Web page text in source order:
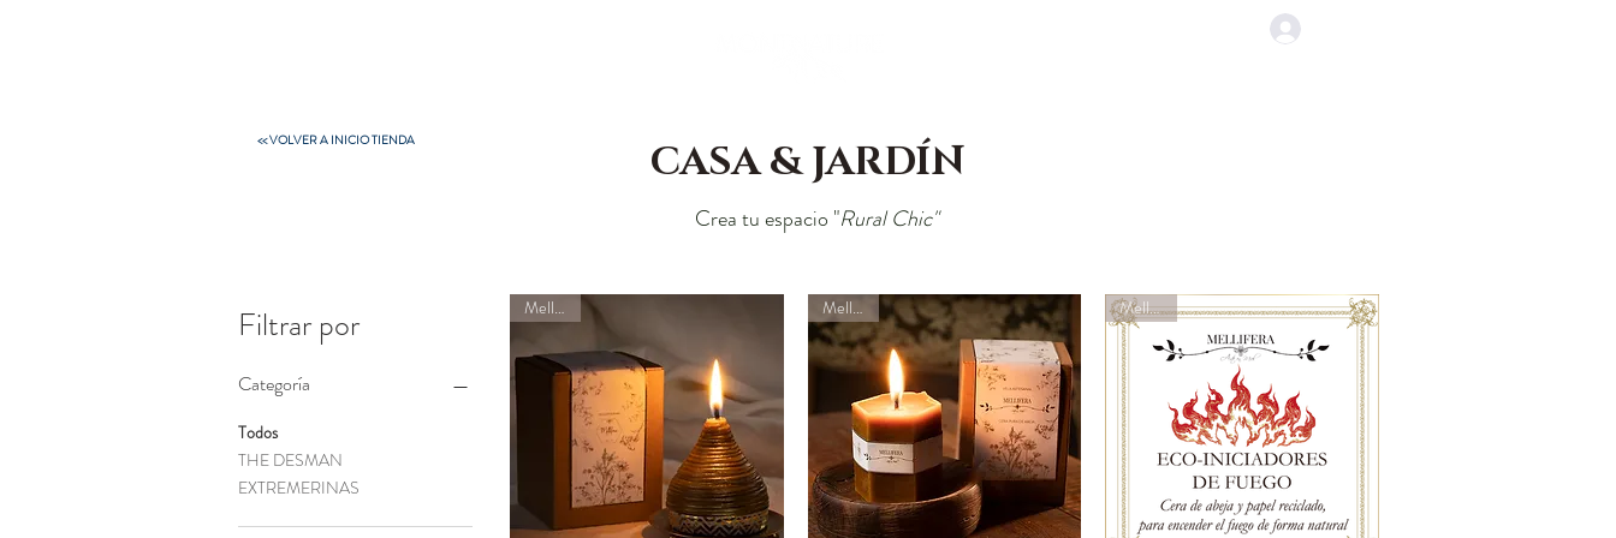
<< VOLVER A INICIO TIENDA CASA & JARDÍN
Crea tu espacio "Rural Chic"
Filtrar por
Categoría
Todos
THE DESMAN
EXTREMERINAS
Mellifera Mellifera Mellifera